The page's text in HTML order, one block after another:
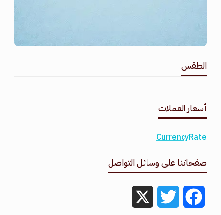
الطقس
أسعار العملات
CurrencyRate
صفحاتنا على وسائل التواصل
Facebook
Twitter